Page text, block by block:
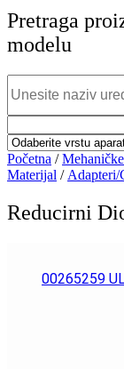
Pretraga
modelu
Početna /
Materijal / Adapteri/
Reducirni
00265259